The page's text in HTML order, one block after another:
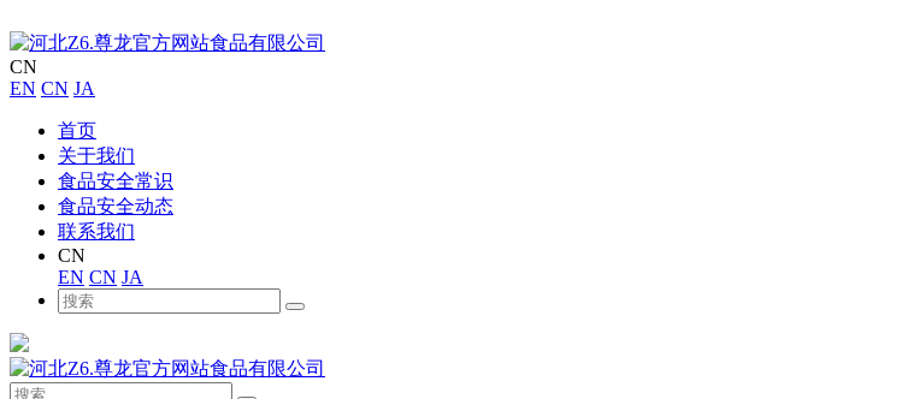
CN
EN CN JA
首页
关于我们
食品安全常识
食品安全动态
联系我们
CN
EN CN JA